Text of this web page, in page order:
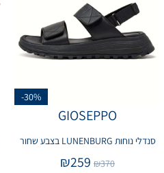
-30%
GIOSEPPO
סנדלי נוחות LUNENBURG בצבע שחור
₪370
₪259